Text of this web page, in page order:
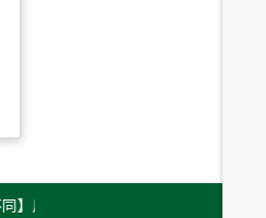
力，讓升職免抽號碼牌！最新雇主品